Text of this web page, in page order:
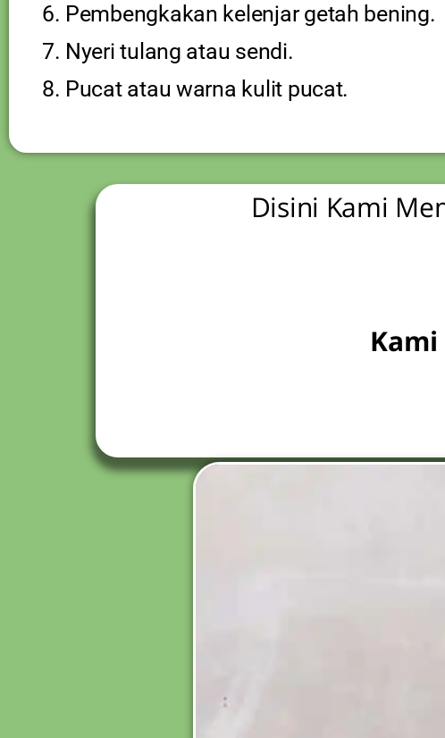
Pembengkakan kelenjar getah bening.
Nyeri tulang atau sendi.
Pucat atau warna kulit pucat.
Disini Kami